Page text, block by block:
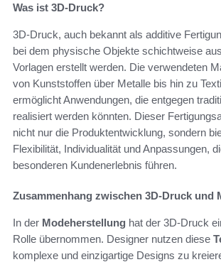
Was ist 3D-Druck?
3D-Druck, auch bekannt als additive
bei dem physische Objekte schichtweise
Vorlagen erstellt werden. Die verwendeten
von Kunststoffen über Metalle bis hin zu
ermöglicht Anwendungen, die entgegen
realisiert werden könnten. Dieser
nicht nur die Produktentwicklung, sondern
Flexibilität, Individualität und Anpassungen,
besonderen Kundenerlebnis führen.
Zusammenhang zwischen 3D-Druck und
In der Modeherstellung hat der 3D-Druck
Rolle übernommen. Designer nutzen diese
komplexe und einzigartige Designs zu